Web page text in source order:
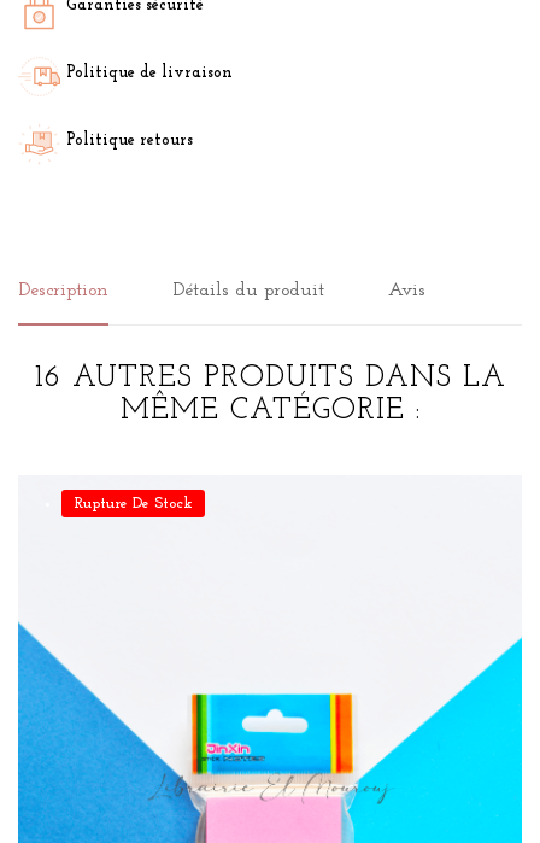
Garanties sécurité
Politique de livraison
Politique retours
Description Détails du produit Avis
16 AUTRES PRODUITS DANS LA
MÊME CATÉGORIE :
Rupture De Stock